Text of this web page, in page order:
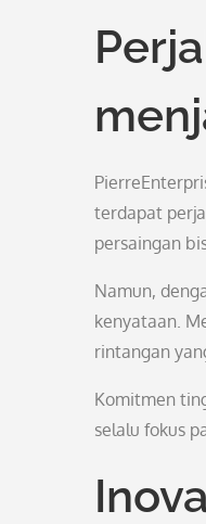
terdapat
persaingan
Namun,
kenyataan.
rintangan
Komitmen
selalu fokus